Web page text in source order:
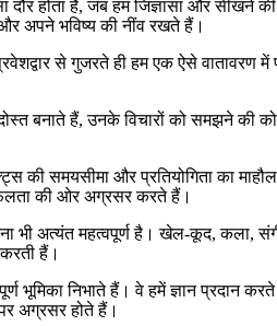
दौर होता है, जब हम जिज्ञासा और
अपने भविष्य की नींव रखते हैं।
से गुजरते ही हम एक ऐसे
नए दोस्त बनाते हैं, उनके विचारों को
की समयसीमा और प्रतियोगिता
की ओर अग्रसर करते हैं।
भी अत्यंत महत्वपूर्ण है। खेल-कूद, कला,
हैं।
भूमिका निभाते हैं। वे हमें ज्ञान
अग्रसर होते हैं।